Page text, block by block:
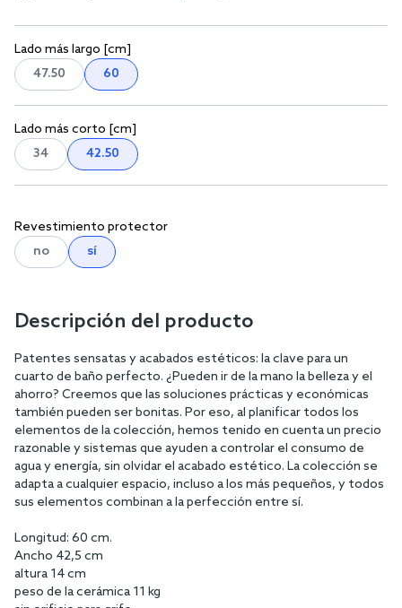
Lado más largo [cm]
47.50
60
Lado más corto [cm]
34
42.50
Revestimiento protector
no
sí
Descripción del producto
Patentes sensatas y acabados estéticos: la clave para un
cuarto de baño perfecto. ¿Pueden ir de la mano la belleza y el
ahorro? Creemos que las soluciones prácticas y económicas
también pueden ser bonitas. Por eso, al planificar todos los
elementos de la colección, hemos tenido en cuenta un precio
razonable y sistemas que ayuden a controlar el consumo de
agua y energía, sin olvidar el acabado estético. La colección se
adapta a cualquier espacio, incluso a los más pequeños, y todos
sus elementos combinan a la perfección entre sí.
Longitud: 60 cm.
Ancho 42,5 cm
altura 14 cm
peso de la cerámica 11 kg